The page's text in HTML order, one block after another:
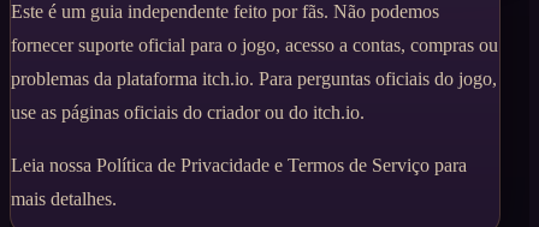
Este é um guia independente feito por fãs. Não podemos
fornecer suporte oficial para o jogo, acesso a contas, compras ou
problemas da plataforma itch.io. Para perguntas oficiais do jogo,
use as páginas oficiais do criador ou do itch.io.
Leia nossa Política de Privacidade e Termos de Serviço para
mais detalhes.